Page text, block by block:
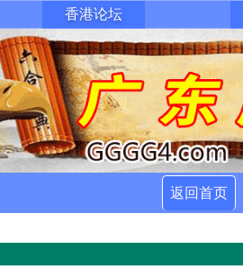
香港论坛
返回首页